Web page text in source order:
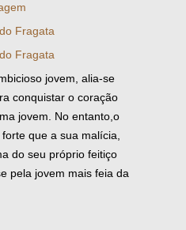
Fragata
Fragata
jovem, alia-se
conquistar o coração
jovem. No entanto,o
que a sua malícia,
do seu próprio feitiço
pela jovem mais feia da